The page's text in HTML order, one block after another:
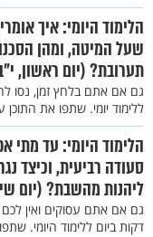
הלימוד היומי: איך
שעל המיטה, ומהן
תערובת? (יום ראשון,
גם אם אתם בלחץ זמן, נסו
ללימוד יומי. שתפו את התוכן
הלימוד היומי: עד מתי
סעודה רביעית, וכיצד
ליהנות מהשבת? (יום
גם אם אתם עסוקים ואין
דקות ביום ללימוד היומי.